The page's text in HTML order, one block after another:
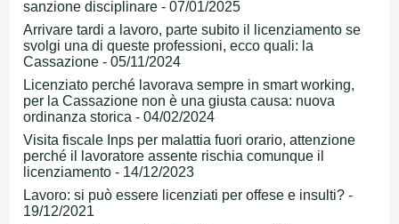
sanzione disciplinare - 07/01/2025
Arrivare tardi a lavoro, parte subito il licenziamento se
svolgi una di queste professioni, ecco quali: la
Cassazione - 05/11/2024
Licenziato perché lavorava sempre in smart working,
per la Cassazione non è una giusta causa: nuova
ordinanza storica - 04/02/2024
Visita fiscale Inps per malattia fuori orario, attenzione
perché il lavoratore assente rischia comunque il
licenziamento - 14/12/2023
Lavoro: si può essere licenziati per offese e insulti? -
19/12/2021